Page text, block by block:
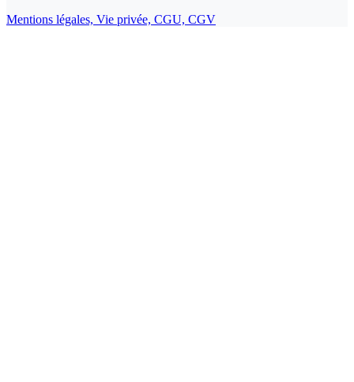
Mentions légales, Vie privée, CGU, CGV